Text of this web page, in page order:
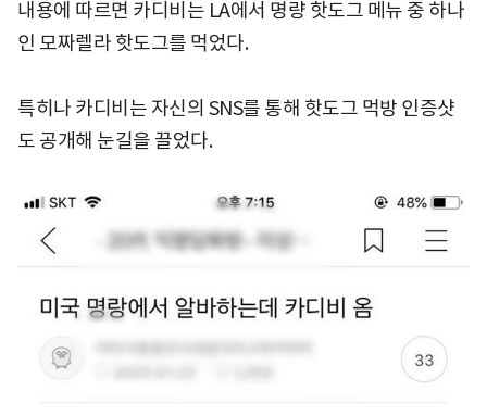
내용에 따르면 카디비는 LA에서 명량 핫도그 메뉴 중 하나
인 모짜렐라 핫도그를 먹었다.
특히나 카디비는 자신의 SNS를 통해 핫도그 먹방 인증샷
도 공개해 눈길을 끌었다.